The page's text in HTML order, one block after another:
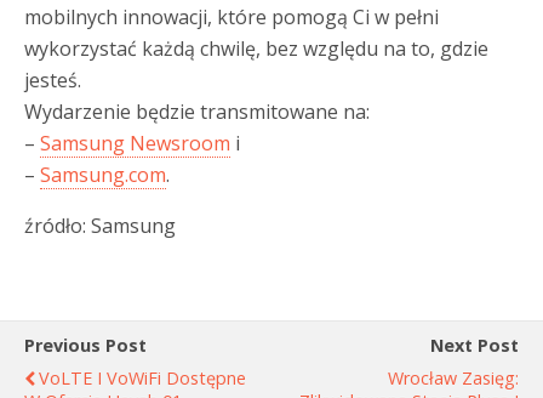
mobilnych innowacji, które pomogą Ci w pełni
wykorzystać każdą chwilę, bez względu na to, gdzie
jesteś.
Wydarzenie będzie transmitowane na:
– Samsung Newsroom i
– Samsung.com.
źródło: Samsung
Previous Post
VoLTE I VoWiFi Dostępne
Next Post
Wrocław Zasięg: